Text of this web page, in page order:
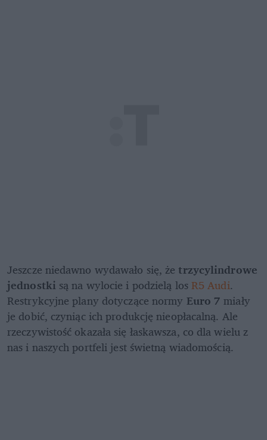
Jeszcze niedawno wydawało się, że trzycylindrowe
jednostki są na wylocie i podzielą los R5 Audi.
Restrykcyjne plany dotyczące normy Euro 7 miały
je dobić, czyniąc ich produkcję nieopłacalną. Ale
rzeczywistość okazała się łaskawsza, co dla wielu z
nas i naszych portfeli jest świetną wiadomością.